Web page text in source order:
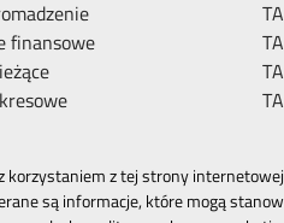
finansowe
korzystaniem z tej strony
są informacje, które mogą